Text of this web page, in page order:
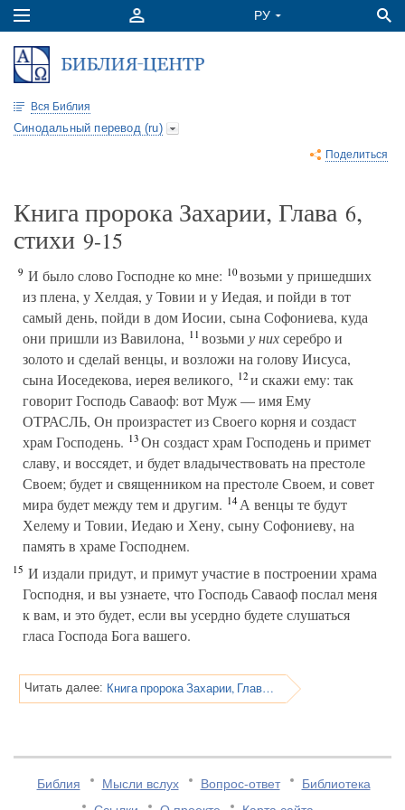
Вся Библия
Синодальный перевод (ru)
Поделиться
Книга пророка Захарии, Глава 6,
стихи 9-15
9 И было слово Господне ко мне: 10возьми у пришедших
из плена, у Хелдая, у Товии и у Иедая, и пойди в тот
самый день, пойди в дом Иосии, сына Софониева, куда
они пришли из Вавилона, 11возьми у нихсеребро и
золото и сделай венцы, и возложи на голову Иисуса,
сына Иоседекова, иерея великого, 12и скажи ему: так
говорит Господь Саваоф: вот Муж — имя Ему
ОТРАСЛЬ, Он произрастет из Своего корня и создаст
храм Господень. 13Он создаст храм Господень и примет
славу, и воссядет, и будет владычествовать на престоле
Своем; будет и священником на престоле Своем, и совет
мира будет между тем и другим. 14А венцы те будут
Хелему и Товии, Иедаю и Хену, сыну Софониеву, на
память в храме Господнем.
15 И издали придут, и примут участие в построении храма
Господня, и вы узнаете, что Господь Саваоф послал меня
к вам, и это будет, если вы усердно будете слушаться
гласа Господа Бога вашего.
Читать далее: Книга пророка Захарии, Глава 7
Библия Мысли вслух Вопрос-ответ
Библиотека